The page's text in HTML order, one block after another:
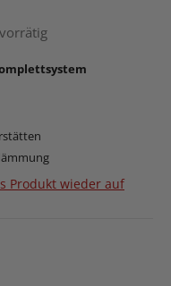
Produkt wieder auf